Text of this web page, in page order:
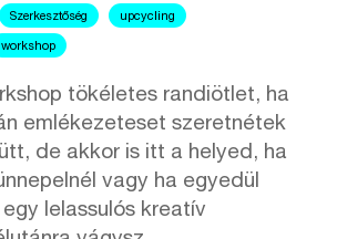
Szerkesztőség upcycling
workshop
tökéletes randiötlet, ha
emlékezeteset szeretnétek
de akkor is itt a helyed, ha
vagy ha egyedül
lelassulós kreatív